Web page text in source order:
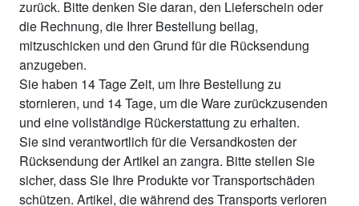
zurück. Bitte denken Sie daran, den Lieferschein oder
die Rechnung, die Ihrer Bestellung beilag,
mitzuschicken und den Grund für die Rücksendung
anzugeben.
Sie haben 14 Tage Zeit, um Ihre Bestellung zu
stornieren, und 14 Tage, um die Ware zurückzusenden
und eine vollständige Rückerstattung zu erhalten.
Sie sind verantwortlich für die Versandkosten der
Rücksendung der Artikel an zangra. Bitte stellen Sie
sicher, dass Sie Ihre Produkte vor Transportschäden
schützen. Artikel, die während des Transports verloren